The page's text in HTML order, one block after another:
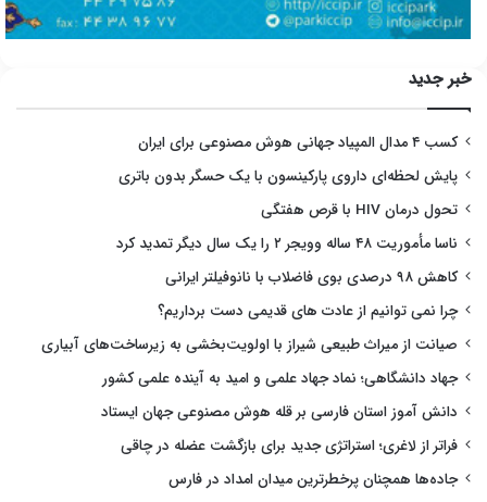
خبر جدید
کسب ۴ مدال المپیاد جهانی هوش مصنوعی برای ایران
پایش لحظه‌ای داروی پارکینسون با یک حسگر بدون باتری
تحول درمان HIV با قرص هفتگی
ناسا مأموریت ۴۸ ساله وویجر ۲ را یک سال دیگر تمدید کرد
کاهش ۹۸ درصدی بوی فاضلاب با نانوفیلتر ایرانی
چرا نمی توانیم از عادت های قدیمی دست برداریم؟
صیانت از میراث طبیعی شیراز با اولویت‌بخشی به زیرساخت‌های آبیاری
جهاد دانشگاهی؛ نماد جهاد علمی و امید به آینده علمی کشور
دانش آموز استان فارسی بر قله هوش مصنوعی جهان ایستاد
فراتر از لاغری؛ استراتژی جدید برای بازگشت عضله در چاقی
جاده‌ها همچنان پرخطرترین میدان امداد در فارس